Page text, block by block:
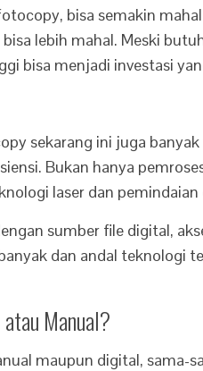
bisa semakin
lebih mahal. Meski
bisa menjadi investasi
sekarang ini juga
Bukan hanya
laser dan pemindaian
sumber file digital,
dan andal teknologi
Manual?
maupun digital, sama-